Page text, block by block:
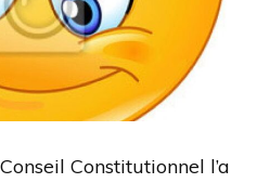
Constitutionnel l’a